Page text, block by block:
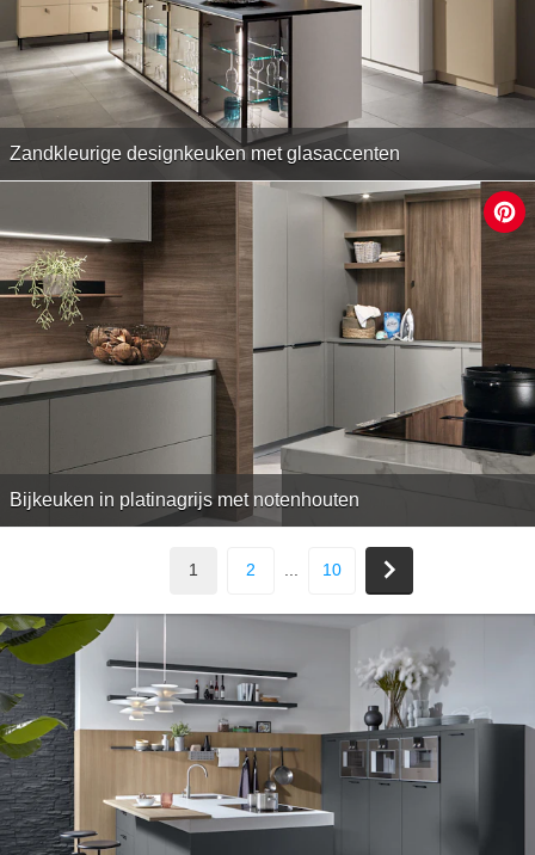
Zandkleurige designkeuken met glasaccenten
Bijkeuken in platinagrijs met notenhouten
1 2 ... 10